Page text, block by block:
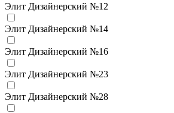
Элит Дизайнерский №12
Элит Дизайнерский №14
Элит Дизайнерский №16
Элит Дизайнерский №23
Элит Дизайнерский №28